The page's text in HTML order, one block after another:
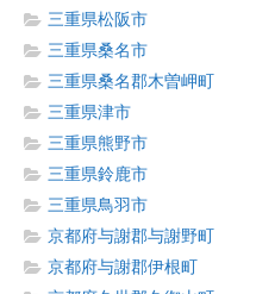
三重県松阪市
三重県桑名市
三重県桑名郡木曽岬町
三重県津市
三重県熊野市
三重県鈴鹿市
三重県鳥羽市
京都府与謝郡与謝野町
京都府与謝郡伊根町